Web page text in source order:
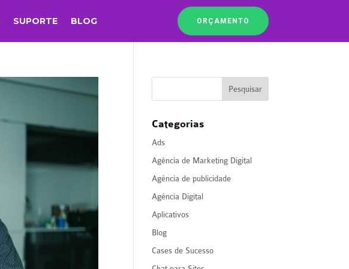
SUPORTE BLOG ORÇAMENTO
Categorias
Ads
Agência de Marketing Digital
Agência de publicidade
Agência Digital
Aplicativos
Blog
Cases de Sucesso